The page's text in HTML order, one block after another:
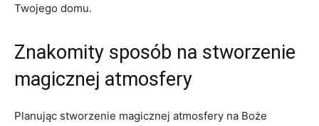
Twojego domu.
Znakomity⁤ sposób na⁢ stworzenie
magicznej atmosfery
Planując⁣ stworzenie magicznej ‌atmosfery na Boże